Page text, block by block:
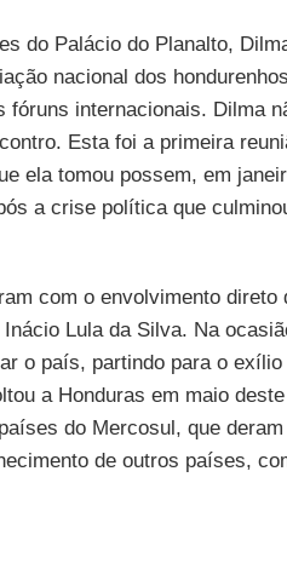
do Palácio do Planalto,
nacional dos
fóruns internacionais. Dilma
Esta foi a primeira
ela tomou possem, em
a crise política que
com o envolvimento direto
Lula da Silva. Na
o país, partindo para o
a Honduras em maio
do Mercosul, que
de outros países,